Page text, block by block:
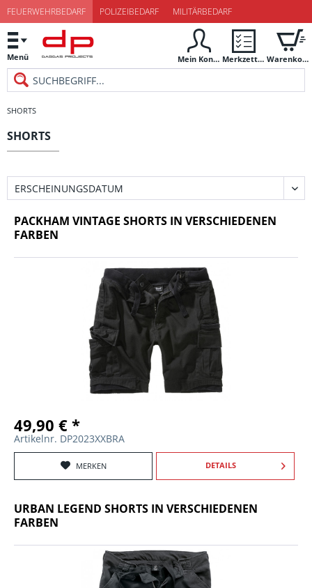
FEUERWEHRBEDARF POLIZEIBEDARF MILITÄRBEDARF
Menü Mein Konto Merkzettel Warenkorb
SHORTS
SHORTS
PACKHAM VINTAGE SHORTS IN VERSCHIEDENEN
FARBEN
49,90 € *
Artikelnr. DP2023XXBRA
MERKEN DETAILS
URBAN LEGEND SHORTS IN VERSCHIEDENEN
FARBEN